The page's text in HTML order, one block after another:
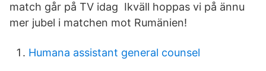
match går på TV idag Ikväll hoppas vi på ännu
mer jubel i matchen mot Rumänien!
Humana assistant general counsel